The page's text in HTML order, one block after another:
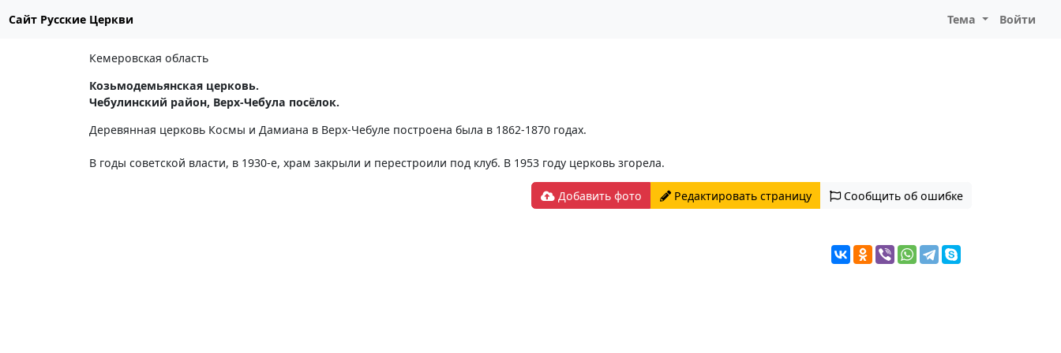
Сайт Русские Церкви Тема Войти
Кемеровская область
Козьмодемьянская церковь.
Чебулинский район, Верх-Чебула посёлок.
Деревянная церковь Космы и Дамиана в Верх-Чебуле построена была в 1862-1870 годах.
В годы советской власти, в 1930-е, храм закрыли и перестроили под клуб. В 1953 году церковь згорела.
Добавить фото Редактировать страницу Сообщить об ошибке